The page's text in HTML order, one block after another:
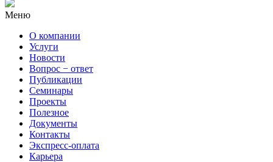
Меню
О компании
Услуги
Новости
Вопрос − ответ
Публикации
Семинары
Проекты
Полезное
Документы
Контакты
Экспресс-оплата
Карьера